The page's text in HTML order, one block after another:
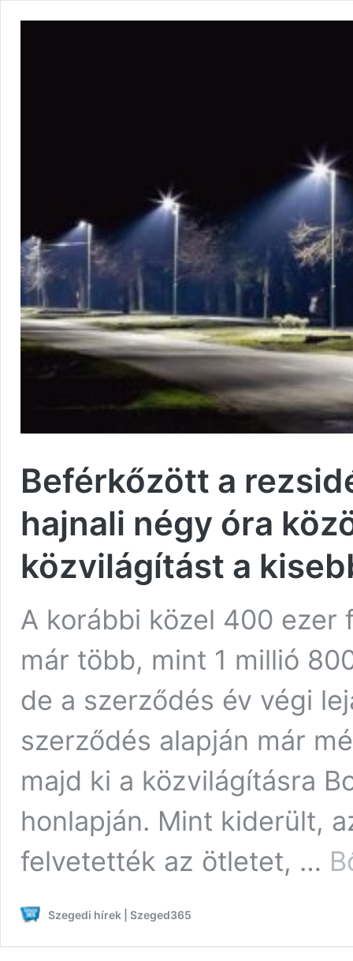
Beférkőzött a
hajnali négy óra
közvilágítást a
A korábbi közel 400 ezer
már több, mint 1 millió
de a szerződés év végi
szerződés alapján már
majd ki a közvilágításra
honlapján. Mint kiderült,
felvetették az ötletet, …
Szegedi hírek | Szeged365